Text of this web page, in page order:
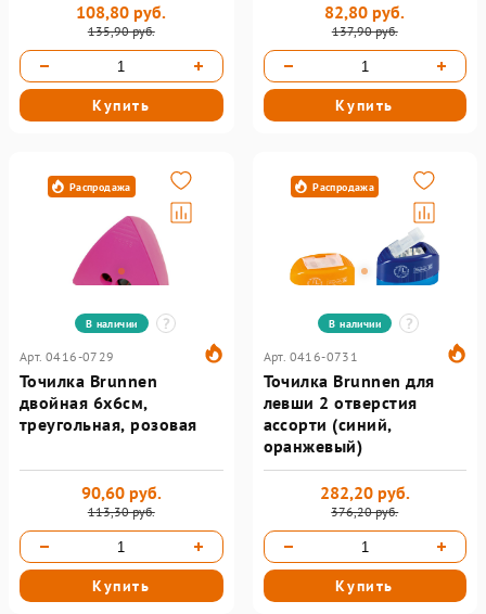
135,90 руб.
108,80 руб.
Купить
137,90 руб.
82,80 руб.
Купить
Распродажа
В наличии
Арт. 0416-0729
Точилка Brunnen
двойная 6х6см,
треугольная, розовая
113,30 руб.
90,60 руб.
Купить
Распродажа
В наличии
Арт. 0416-0731
Точилка Brunnen для
левши 2 отверстия
ассорти (синий,
оранжевый)
376,20 руб.
282,20 руб.
Купить